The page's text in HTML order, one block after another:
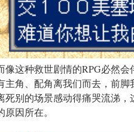
像这种救世剧情的RPG必然
主角、配角离我们而去，前
死别的场景感动得痛哭流涕，
原因所在。